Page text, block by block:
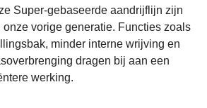
Super-gebaseerde aandrijflijn zijn
vorige generatie. Functies zoals
minder interne wrijving en
dragen bij aan een
werking.